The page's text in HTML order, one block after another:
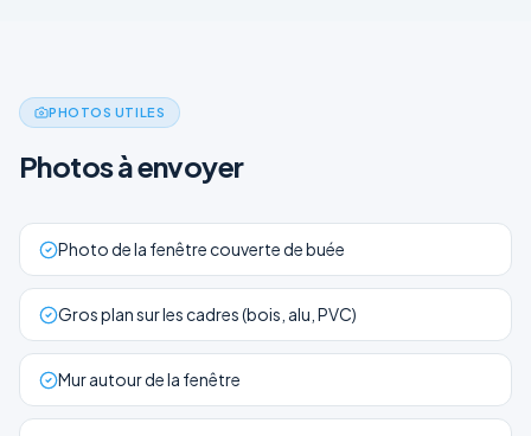
PHOTOS UTILES
Photos à envoyer
Photo de la fenêtre couverte de buée
Gros plan sur les cadres (bois, alu, PVC)
Mur autour de la fenêtre